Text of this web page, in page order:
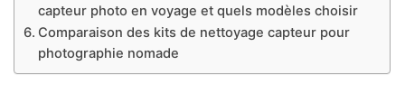
capteur photo en voyage et quels modèles choisir
Comparaison des kits de nettoyage capteur pour
photographie nomade